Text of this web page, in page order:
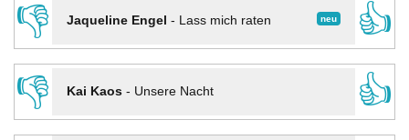
👎
neu
Jaqueline Engel - Lass mich raten
👍
👎
Kai Kaos- Unsere Nacht
👍